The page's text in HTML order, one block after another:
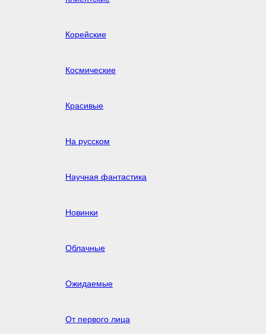
Корейские
Космические
Красивые
На русском
Научная фантастика
Новинки
Облачные
Ожидаемые
От первого лица